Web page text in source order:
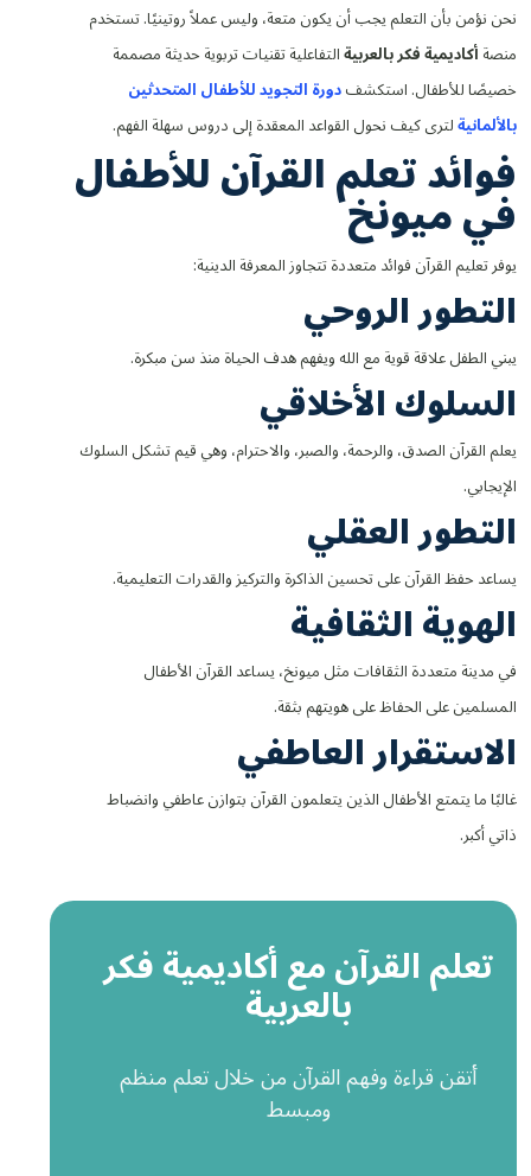
نحن نؤمن بأن التعلم يجب أن يكون متعة، وليس عملاً روتينيًا. تستخدم
منصةأكاديمية فكر بالعربيةالتفاعلية تقنيات تربوية حديثة مصممة
خصيصًا للأطفال. استكشفدورة التجويد للأطفال المتحدثين
بالألمانيةلترى كيف نحول القواعد المعقدة إلى دروس سهلة الفهم.
فوائد تعلم القرآن للأطفال
في ميونخ
يوفر تعليم القرآن فوائد متعددة تتجاوز المعرفة الدينية:
التطور الروحي
يبني الطفل علاقة قوية مع الله ويفهم هدف الحياة منذ سن مبكرة.
السلوك الأخلاقي
يعلم القرآن الصدق، والرحمة، والصبر، والاحترام، وهي قيم تشكل السلوك
الإيجابي.
التطور العقلي
يساعد حفظ القرآن على تحسين الذاكرة والتركيز والقدرات التعليمية.
الهوية الثقافية
في مدينة متعددة الثقافات مثل ميونخ، يساعد القرآن الأطفال
المسلمين على الحفاظ على هويتهم بثقة.
الاستقرار العاطفي
غالبًا ما يتمتع الأطفال الذين يتعلمون القرآن بتوازن عاطفي وانضباط
ذاتي أكبر.
تعلم القرآن مع أكاديمية فكر
بالعربية
أتقن قراءة وفهم القرآن من خلال تعلم منظم
ومبسط